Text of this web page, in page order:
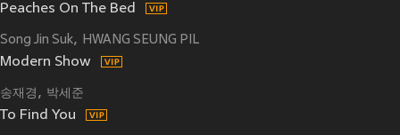
Peaches On The Bed
Song Jin Suk HWANG SEUNG PIL
Modern Show
송재경 박세준
To Find You